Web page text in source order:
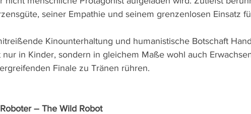
seiner Empathie und seinem grenzenlosen Einsatz
Kinounterhaltung und humanistische Botschaft
nur in Kinder, sondern in gleichem Maße wohl auch
Finale zu Tränen rühren.
– The Wild Robot